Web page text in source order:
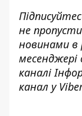
не
новинами в
месенджері
каналі
канал у